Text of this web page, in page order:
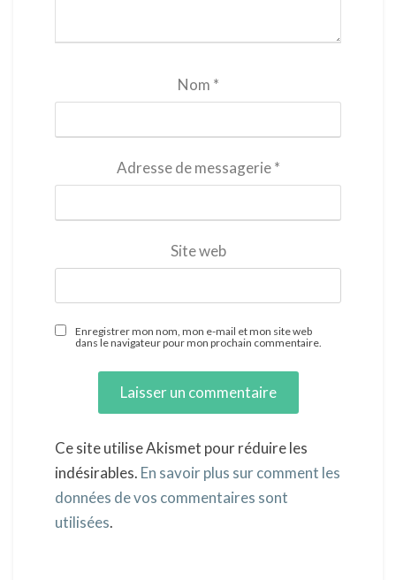
Nom *
Adresse de messagerie*
Site web
Enregistrer mon nom, mon e-mail et mon site web
dans le navigateur pour mon prochain commentaire.
Ce site utilise Akismet pour réduire les
indésirables. En savoir plus sur comment les
données de vos commentaires sont
utilisées.